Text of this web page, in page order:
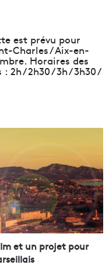
est prévu pour
Charles / Aix-en-
Horaires des
/ 2h30 / 3h / 3h30 /
et un projet pour